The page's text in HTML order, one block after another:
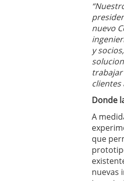
nuevo
y
clientes
Donde
A
que
nuevas